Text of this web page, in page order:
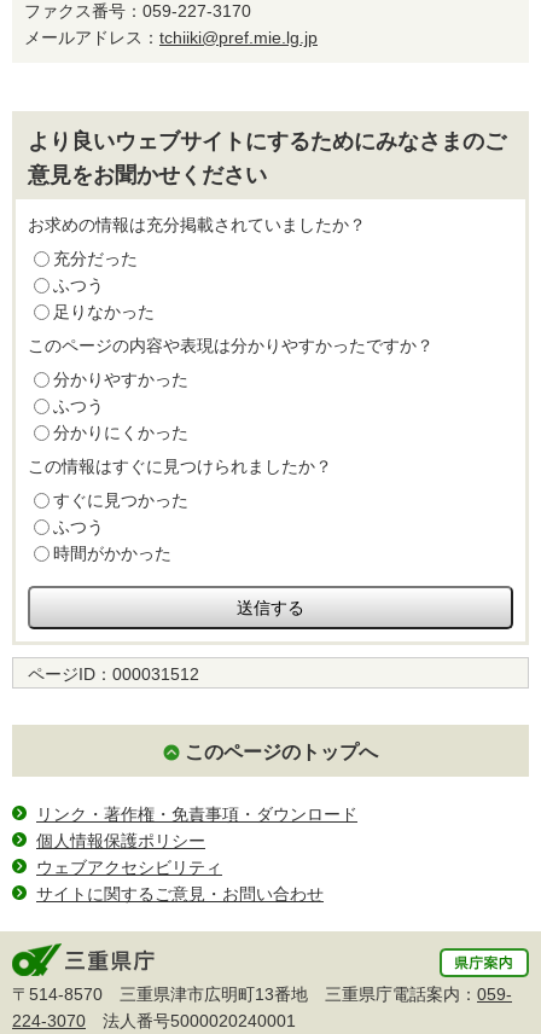
ファクス番号：059-227-3170
メールアドレス： tchiiki@pref.mie.lg.jp
より良いウェブサイトにするためにみなさまのご
意見をお聞かせください
お求めの情報は充分掲載されていましたか？
充分だった
ふつう
足りなかった
このページの内容や表現は分かりやすかったですか？
分かりやすかった
ふつう
分かりにくかった
この情報はすぐに見つけられましたか？
すぐに見つかった
ふつう
時間がかかった
ページID： 000031512
このページのトップへ
リンク・著作権・免責事項・ダウンロード
個人情報保護ポリシー
ウェブアクセシビリティ
サイトに関するご意見・お問い合わせ
〒514-8570 三重県津市広明町13番地 三重県庁電話案内： 059-
224-3070 法人番号5000020240001